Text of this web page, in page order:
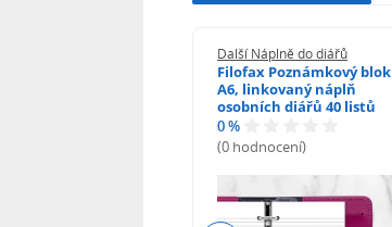
Další Náplně do diářů
Filofax Poznámkový blok
A6, linkovaný náplň
osobních diářů 40 listů
0 %
(0 hodnocení)